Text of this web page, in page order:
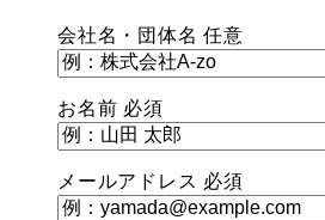
会社名・団体名任意
お名前 必須
メールアドレス 必須